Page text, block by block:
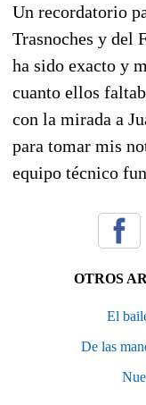
Un recordatorio
Trasnoches y del
ha sido exacto y
cuanto ellos
con la mirada a
para tomar mis
equipo técnico
OTROS
El
De las